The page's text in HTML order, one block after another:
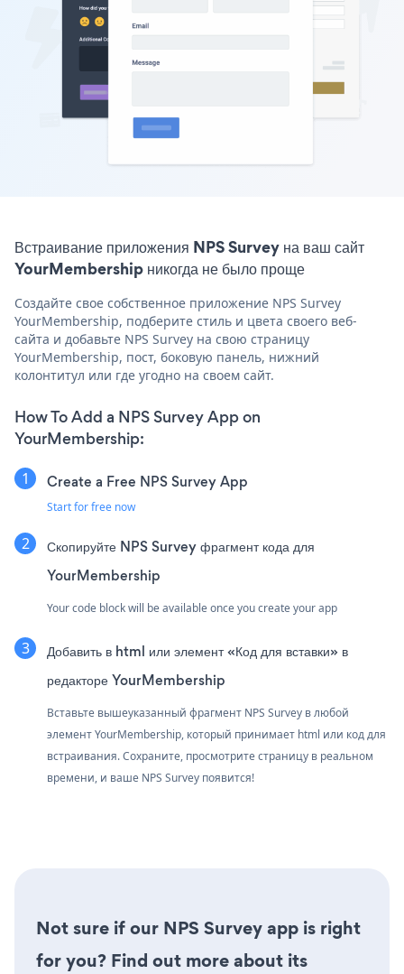
Встраивание приложения NPS Survey на ваш сайт
YourMembership никогда не было проще
Создайте свое собственное приложение NPS Survey
YourMembership, подберите стиль и цвета своего веб-
сайта и добавьте NPS Survey на свою страницу
YourMembership, пост, боковую панель, нижний
колонтитул или где угодно на своем сайт.
How To Add a NPS Survey App on
YourMembership:
Create a Free NPS Survey App
Start for free now
Скопируйте NPS Survey фрагмент кода для
YourMembership
Your code block will be available once you create your app
Добавить в html или элемент «Код для вставки» в
редакторе YourMembership
Вставьте вышеуказанный фрагмент NPS Survey в любой
элемент YourMembership, который принимает html или код для
встраивания. Сохраните, просмотрите страницу в реальном
времени, и ваше NPS Survey появится!
Not sure if our NPS Survey app is right
for you? Find out more about its